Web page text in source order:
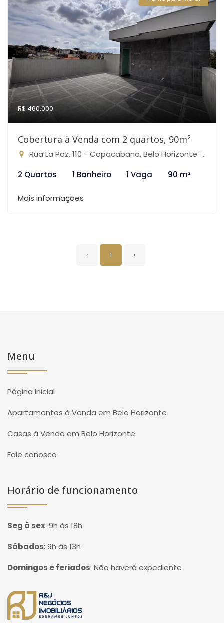
R$ 460.000
Cobertura à Venda com 2 quartos, 90m²
Rua La Paz, 110 - Copacabana, Belo Horizonte-MG
2 Quartos
1 Banheiro 1 Vaga 90 m²
Mais informações
‹ 1 ›
Menu
Página Inicial
Apartamentos à Venda em Belo Horizonte
Casas à Venda em Belo Horizonte
Fale conosco
Horário de funcionamento
Seg à sex: 9h às 18h
Sábados: 9h às 13h
Domingos e feriados: Não haverá expediente
Página inicial